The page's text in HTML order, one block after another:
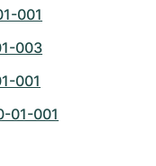
001
003
001
01-001